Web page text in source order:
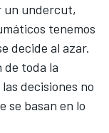
un undercut,
tenemos
decide al azar.
de toda la
decisiones no
se basan en lo